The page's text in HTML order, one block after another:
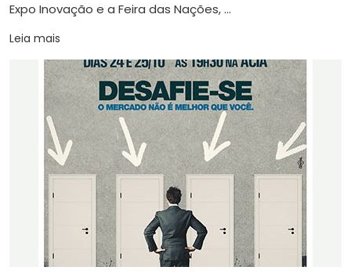
Expo Inovação e a Feira das Nações, ...
Leia mais